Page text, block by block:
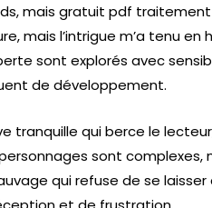
mais gratuit pdf traitement
mais l’intrigue m’a tenu en
sont explorés avec
de développement.
tranquille qui berce le
sont complexes,
qui refuse de se laisser